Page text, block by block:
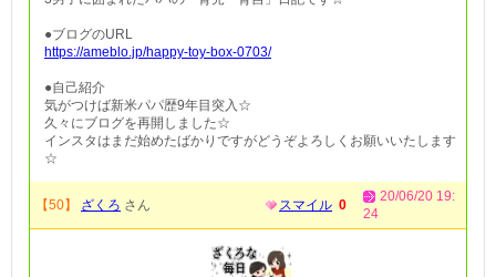
●ブログのURL
https://ameblo.jp/happy-toy-box-0703/
●自己紹介
気がつけば新米パパ歴9年目突入☆
久々にブログを再開しました☆
インスタはまだ始めたばかりですがどうぞよろしくお願いいたします
☆
【50】 ざくろ さん スマイル 0
20/06/20 19:
24